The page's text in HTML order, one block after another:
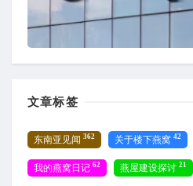
文章标签
东南亚见闻 362 关于楼下燕窝 42
我的燕窝日记 62 燕屋建设探讨 21